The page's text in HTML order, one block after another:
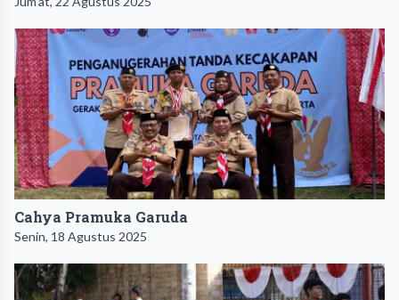
Cahya Pramuka Garuda
Senin, 18 Agustus 2025